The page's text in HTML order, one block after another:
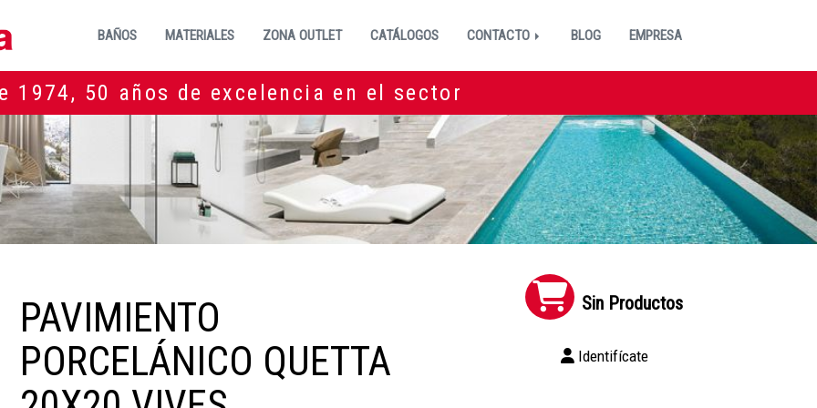
BAÑOS MATERIALES ZONA OUTLET CATÁLOGOS CONTACTO BLOG EMPRESA
1974, 50 años de excelencia en el sector
PAVIMIENTO
PORCELÁNICO QUETTA
Sin Productos
Identifícate